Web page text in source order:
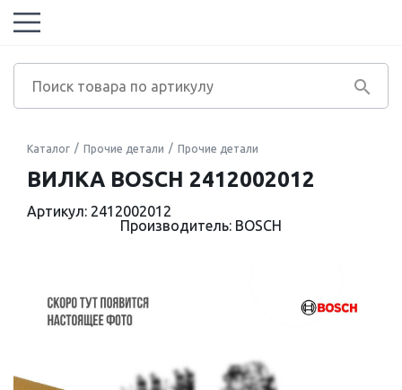
Каталог Прочие детали Прочие детали
ВИЛКА BOSCH 2412002012
Артикул: 2412002012
Производитель: BOSCH